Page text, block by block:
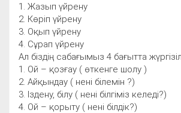
1. Жазып үйрену
2. Көріп үйрену
3. Оқып үйрену
4. Сұрап үйрену
Ал біздің сабағымыз 4 бағытта
1. Ой – қозғау ( өткенге шолу )
2. Айқындау ( нені білемін ?)
3. Іздену, білу ( нені білгіміз келеді?)
4. Ой – қорыту ( нені білдік?)